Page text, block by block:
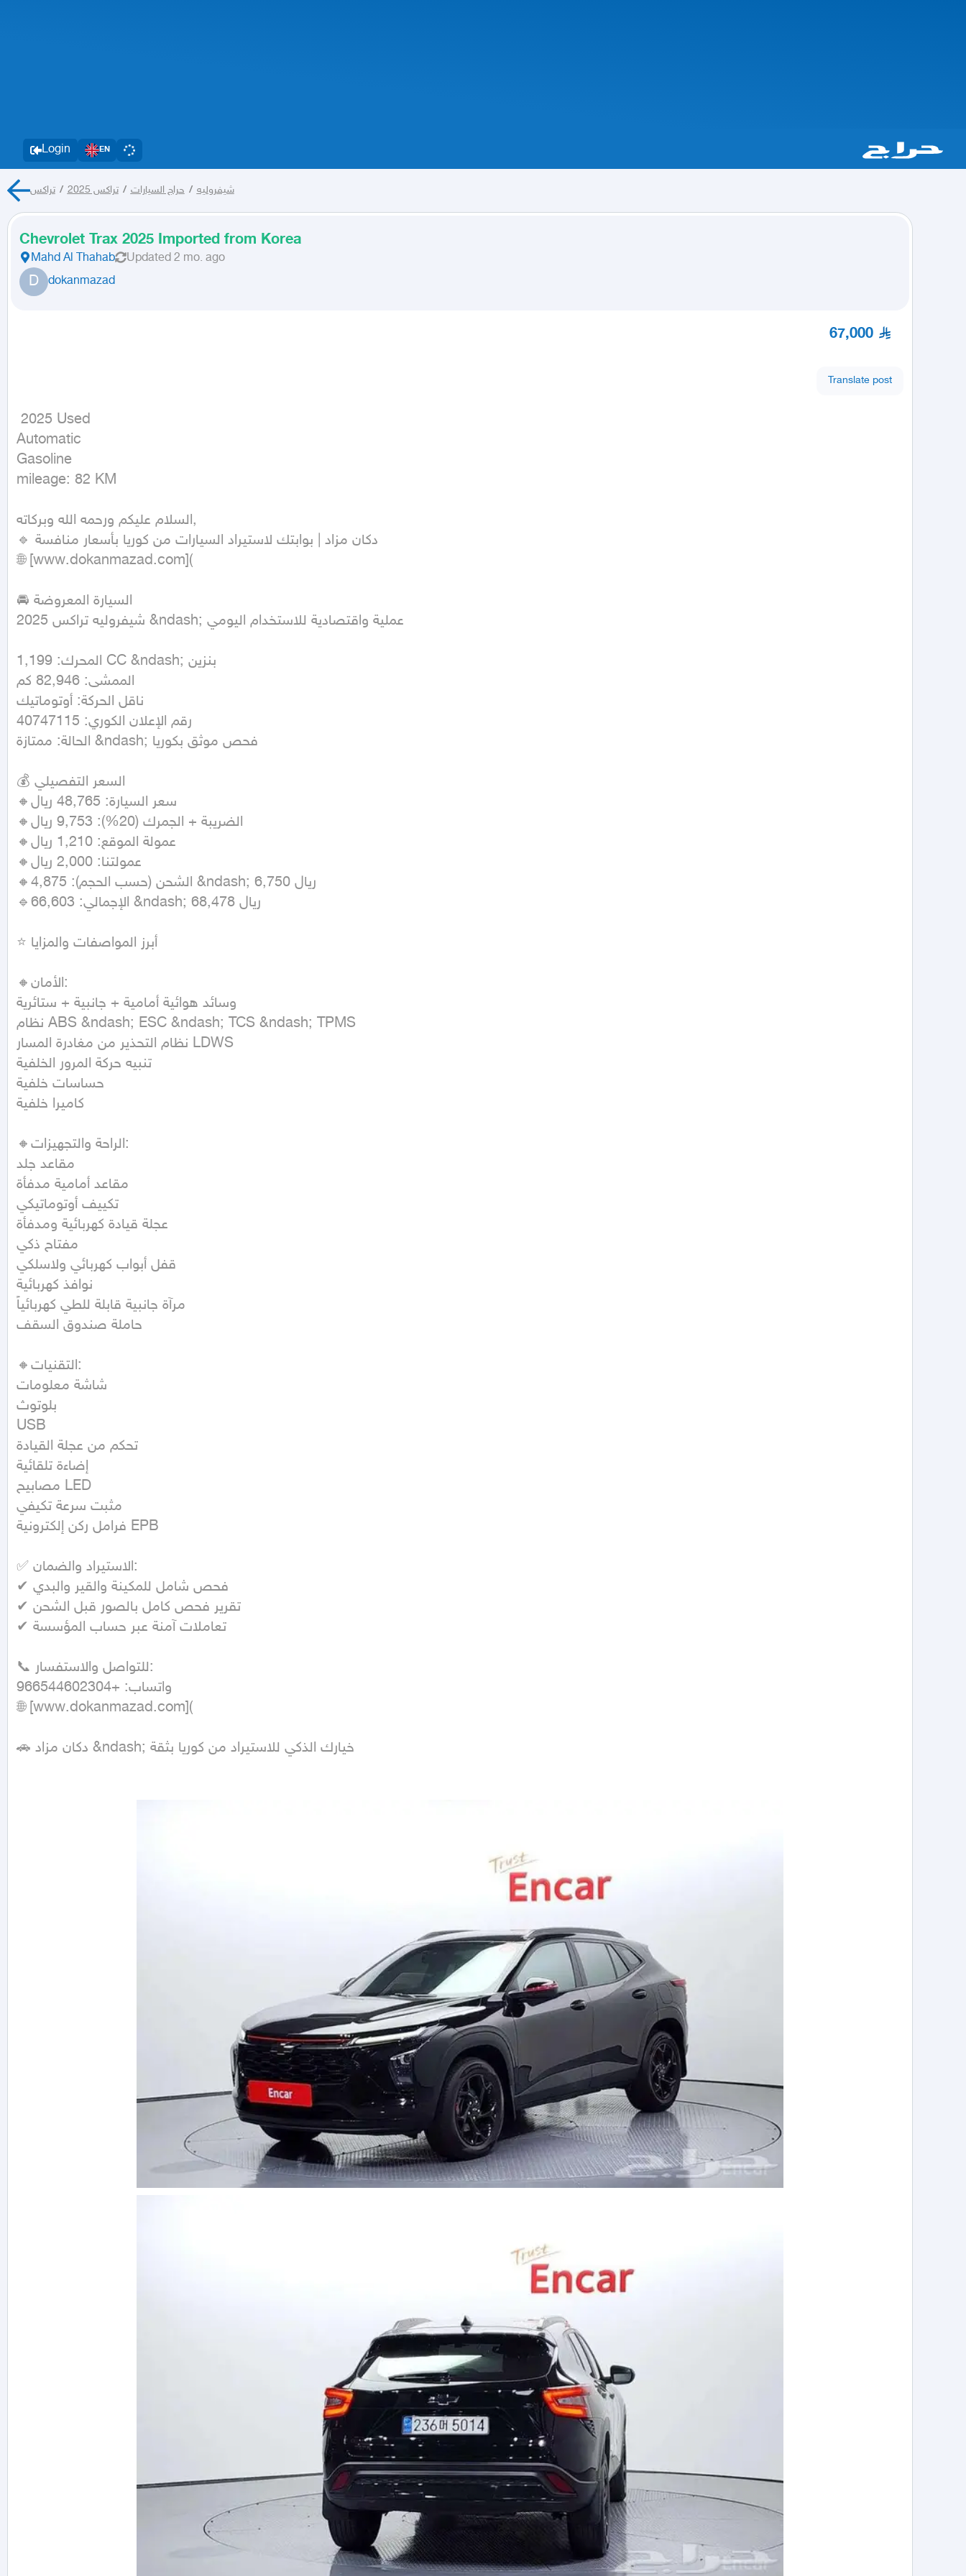
Login EN
شيفروليه / حراج السيارات / تراكس 2025 / تراكس
Chevrolet Trax 2025 Imported from Korea
Mahd Al Thahab Updated 2 mo. ago
D dokanmazad
67,000
Translate post
Automatic
Gasoline
mileage: 82 KM
السلام عليكم ورحمه الله وبركاته,
🔹 دكان مزاد | بوابتك لاستيراد السيارات من كوريا بأسعار منافسة
🌐 [www.dokanmazad.com](
🚘 السيارة المعروضة
شيفروليه تراكس 2025 &ndash; عملية واقتصادية للاستخدام اليومي
المحرك: 1,199 CC &ndash; بنزين
الممشى: 82,946 كم
ناقل الحركة: أوتوماتيك
رقم الإعلان الكوري: 40747115
الحالة: ممتازة &ndash; فحص موثق بكوريا
💰 السعر التفصيلي
🔸سعر السيارة: 48,765 ريال
🔸الضريبة + الجمرك (20%): 9,753 ريال
🔸عمولة الموقع: 1,210 ريال
🔸عمولتنا: 2,000 ريال
🔸الشحن (حسب الحجم): 4,875 &ndash; 6,750 ريال
🔹الإجمالي: 66,603 &ndash; 68,478 ريال
⭐ أبرز المواصفات والمزايا
🔸الأمان:
وسائد هوائية أمامية + جانبية + ستائرية
نظام ABS &ndash; ESC &ndash; TCS &ndash; TPMS
نظام التحذير من مغادرة المسار LDWS
تنبيه حركة المرور الخلفية
حساسات خلفية
كاميرا خلفية
🔸الراحة والتجهيزات:
مقاعد جلد
مقاعد أمامية مدفأة
تكييف أوتوماتيكي
عجلة قيادة كهربائية ومدفأة
مفتاح ذكي
قفل أبواب كهربائي ولاسلكي
نوافذ كهربائية
مرآة جانبية قابلة للطي كهربائياً
حاملة صندوق السقف
🔸التقنيات:
شاشة معلومات
بلوتوث
USB
تحكم من عجلة القيادة
إضاءة تلقائية
مصابيح LED
مثبت سرعة تكيفي
فرامل ركن إلكترونية EPB
✅ الاستيراد والضمان:
✔ فحص شامل للمكينة والقير والبدي
✔ تقرير فحص كامل بالصور قبل الشحن
✔ تعاملات آمنة عبر حساب المؤسسة
📞 للتواصل والاستفسار:
واتساب: +966544602304
🌐 [www.dokanmazad.com](
🚗 دكان مزاد &ndash; خيارك الذكي للاستيراد من كوريا بثقة